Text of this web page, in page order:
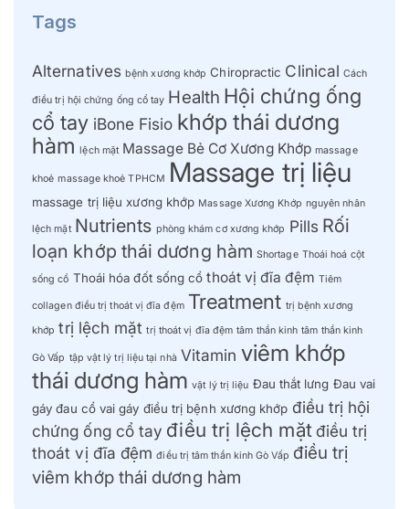
Tags
Alternatives bệnh xương khớp Chiropractic Clinical Cách
điều trị hội chứng ống cổ tay Health Hội chứng ống
cổ tay iBone Fisio khớp thái dương
hàm lệch mặt Massage Bẻ Cơ Xương Khớp massage
khoẻ massage khoẻ TPHCM Massage trị liệu
massage trị liệu xương khớp Massage Xương Khớp nguyên nhân
lệch mặt Nutrients phòng khám cơ xương khớp Pills Rối
loạn khớp thái dương hàm Shortage Thoái hoá cột
sống cổ Thoái hóa đốt sống cổ thoát vị đĩa đệm Tiêm
collagen điều trị thoát vị đĩa đệm Treatment trị bệnh xương
khớp trị lệch mặt trị thoát vị đĩa đệm tâm thần kinh tâm thần kinh
Gò Vấp tập vật lý trị liệu tại nhà Vitamin viêm khớp
thái dương hàm vật lý trị liệu Đau thắt lưng Đau vai
gáy đau cổ vai gáy điều trị bệnh xương khớp điều trị hội
chứng ống cổ tay điều trị lệch mặt điều trị
thoát vị đĩa đệm điều trị tâm thần kinh Gò Vấp điều trị
viêm khớp thái dương hàm